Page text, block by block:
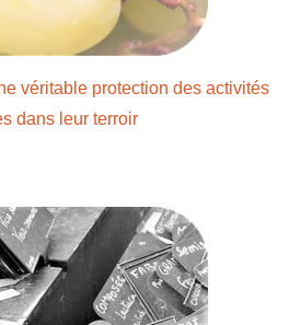
véritable protection des activités
dans leur terroir